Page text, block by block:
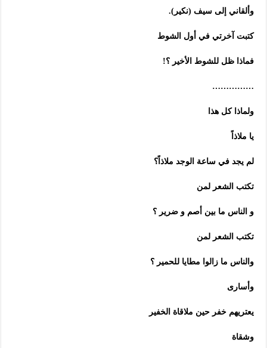
وألقاني إلى سيف (نكير).
كتبت آخرتي في أول الشوط
فماذا ظل للشوط الأخير ؟!
……………
ولماذا كل هذا
يا ملاذاً
لم يجد في ساعة الوجد ملاذاً؟
تكتب الشعر لمن
و الناس ما بين أصم و ضرير ؟
تكتب الشعر لمن
والناس ما زالوا مطايا للحمير ؟
وأسارى
يعتريهم خفر حين ملاقاة الخفير
وشقاة